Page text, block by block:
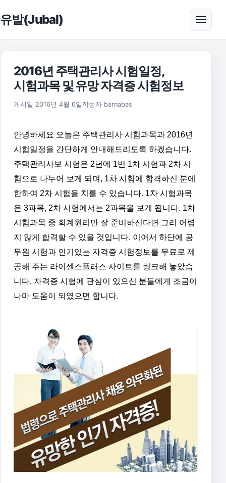
유발(Jubal) 메뉴
2016년 주택관리사 시험일정,
시험과목 및 유망 자격증 시험정보
게시일 2016년 4월 6일 2016년 5월 29일
작성자 barnabas
안녕하세요 오늘은 주택관리사 시험과목과 2016년
시험일정을 간단하게 안내해드리도록 하겠습니다.
주택관리사보 시험은 2년에 1번 1차 시험과 2차 시
험으로 나누어 보게 되며, 1차 시험에 합격하신 분에
한하여 2차 시험을 치를 수 있습니다. 1차 시험과목
은 3과목, 2차 시험에서는 2과목을 보게 됩니다. 1차
시험과목 중 회계원리만 잘 준비하신다면 그리 어렵
지 않게 합격할 수 있을 것입니다. 이어서 하단에 공
무원 시험과 인기있는 자격증 시험정보를 무료로 제
공해 주는 라이센스플러스 사이트를 링크해 놓았습
니다. 자격증 시험에 관심이 있으신 분들에게 조금이
나마 도움이 되였으면 합니다.